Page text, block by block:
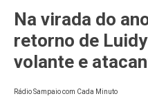
Na virada do
retorno de
volante e
Rádio Sampaio com Cada Minuto